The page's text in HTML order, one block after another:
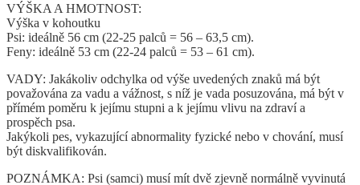
VÝŠKA A HMOTNOST:
Výška v kohoutku
Psi: ideálně 56 cm (22-25 palců = 56 – 63,5 cm).
Feny: ideálně 53 cm (22-24 palců = 53 – 61 cm).
VADY: Jakákoliv odchylka od výše uvedených znaků má být
považována za vadu a vážnost, s níž je vada posuzována, má být v
přímém poměru k jejímu stupni a k jejímu vlivu na zdraví a
prospěch psa.
Jakýkoli pes, vykazující abnormality fyzické nebo v chování, musí
být diskvalifikován.
POZNÁMKA: Psi (samci) musí mít dvě zjevně normálně vyvinutá